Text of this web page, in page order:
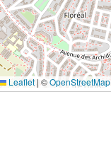
Leaflet |©OpenStreetMap